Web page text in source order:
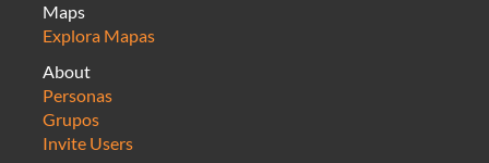
Maps
Explora Mapas
About
Personas
Grupos
Invite Users